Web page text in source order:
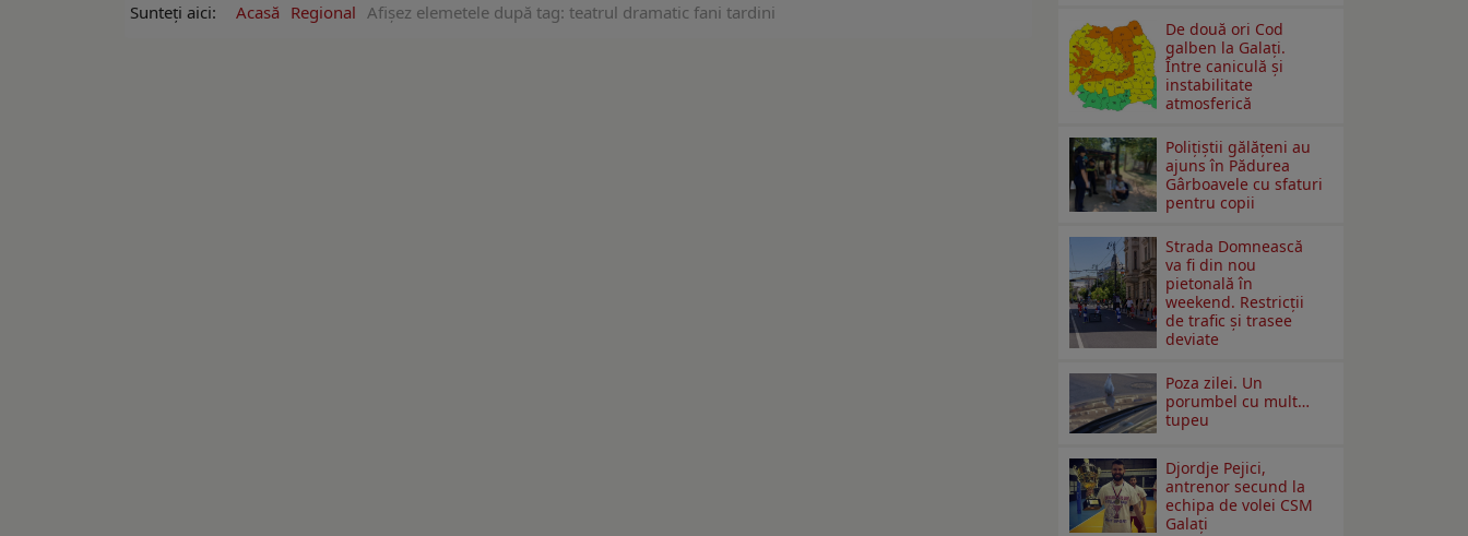
Sunteți aici: Acasă Regional Afişez elemetele după tag: teatrul dramatic fani tardini
De două ori Cod
galben la Galaţi.
Între caniculă şi
instabilitate
atmosferică
Polițiștii gălățeni au
ajuns în Pădurea
Gârboavele cu sfaturi
pentru copii
Strada Domnească
va fi din nou
pietonală în
weekend. Restricţii
de trafic şi trasee
deviate
Poza zilei. Un
porumbel cu mult…
tupeu
Djordje Pejici,
antrenor secund la
echipa de volei CSM
Galați